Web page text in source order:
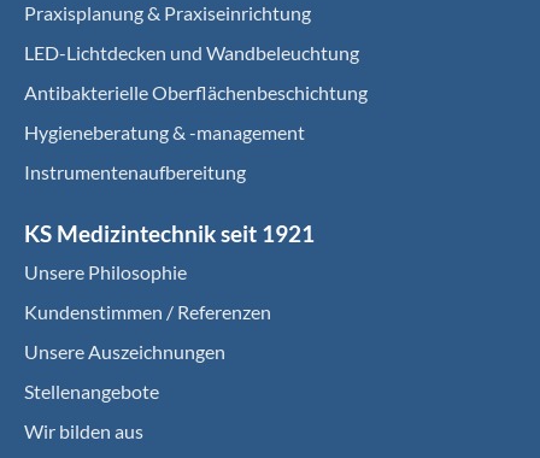
Praxisplanung & Praxiseinrichtung
LED-Lichtdecken und Wandbeleuchtung
Antibakterielle Oberflächenbeschichtung
Hygieneberatung & -management
Instrumentenaufbereitung
KS Medizintechnik seit 1921
Unsere Philosophie
Kundenstimmen / Referenzen
Unsere Auszeichnungen
Stellenangebote
Wir bilden aus